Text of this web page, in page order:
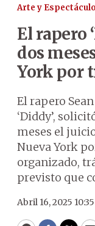
Arte y
El rapero
dos
York por
El rapero
‘Diddy’,
meses el
Nueva York
organizado,
previsto que
Abril 16, 2025